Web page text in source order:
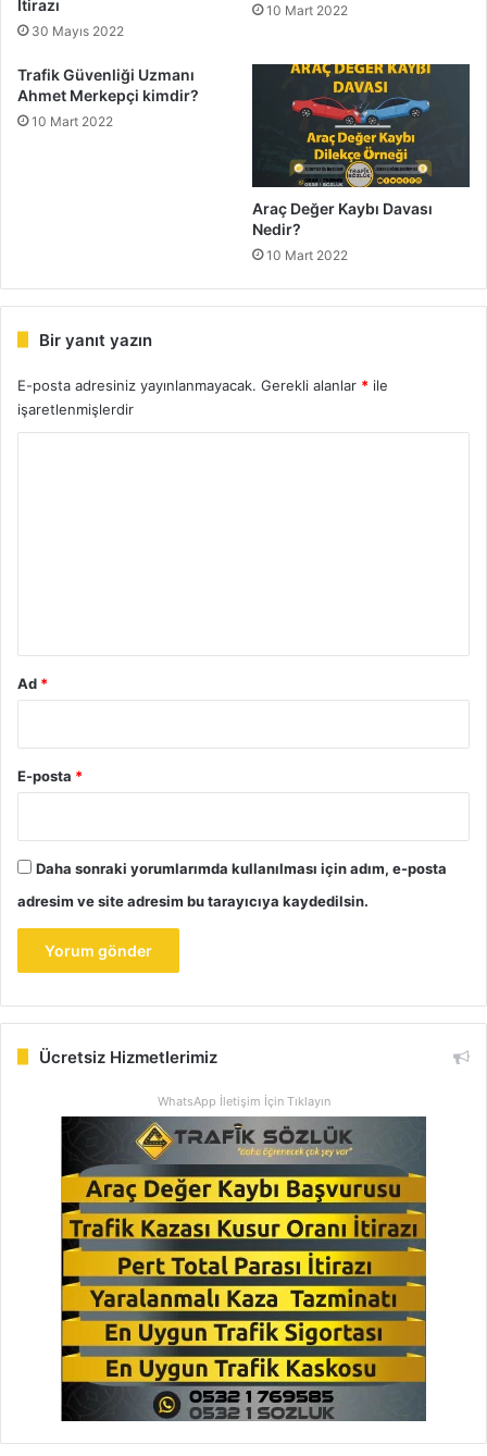
İtirazı
30 Mayıs 2022
10 Mart 2022
Trafik Güvenliği Uzmanı
Ahmet Merkepçi kimdir?
10 Mart 2022
Araç Değer Kaybı Davası
Nedir?
10 Mart 2022
Bir yanıt yazın
E-posta adresiniz yayınlanmayacak. Gerekli alanlar * ile
işaretlenmişlerdir
Ad *
E-posta *
Daha sonraki yorumlarımda kullanılması için adım, e-posta
adresim ve site adresim bu tarayıcıya kaydedilsin.
Ücretsiz Hizmetlerimiz
WhatsApp İletişim İçin Tıklayın